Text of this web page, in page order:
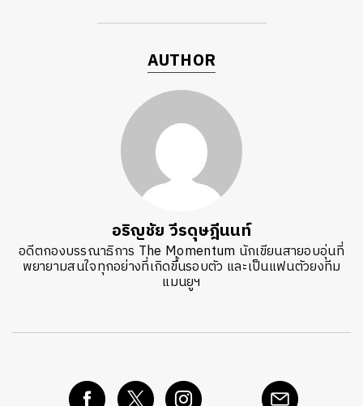
AUTHOR
อริญชัย วีรดุษฎีนนท์
อดีตกองบรรณาธิการ The Momentum นักเขียนสายอบอุ่นที่
พยายามสนใจทุกอย่างที่เกิดขึ้นรอบตัว และเป็นแฟนตัวยงทีม
แมนยูฯ